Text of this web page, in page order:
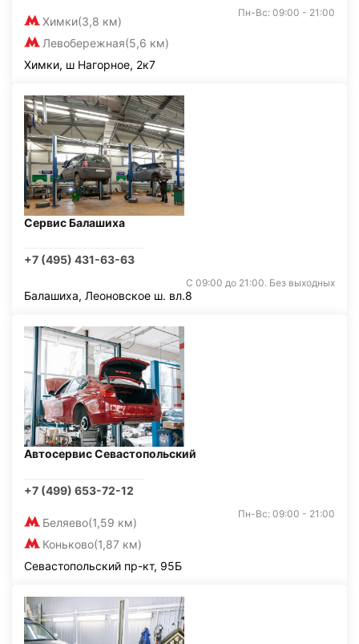
Химки(3,8 км)
Левобережная(5,6 км)
Пн-Вс: 09:00 - 21:00
Химки, ш Нагорное, 2к7
Сервис Балашиха
+7 (495) 431-63-63
С 09:00 до 21:00. Без выходных
Балашиха, Леоновское ш. вл.8
Автосервис Севастопольский
+7 (499) 653-72-12
Беляево(1,59 км)
Коньково(1,87 км)
Пн-Вс: 09:00 - 21:00
Севастопольский пр-кт, 95Б